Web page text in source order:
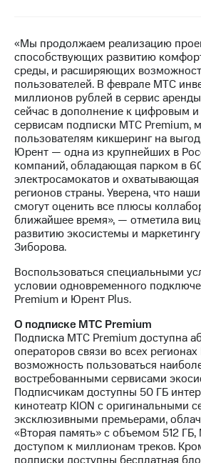
и акционерам
Корпоративное
управление
Корпоративный
секретарь
Раскрытие
информации
Информация
акционерам
Документы
ПАО
"МТС"
Собрания
акционеров
кабинет
акционера
Акционерный
Контроль
и
аудит
Рынок
акций
Описание
Программа
приобретения
Порядок
«Мы продолжаем реализацию
способствующих развитию
среды, и расширяющих
пользователей. В феврале МТС
миллионов рублей в сервис
сейчас в дополнение к цифровым
сервисам подписки МТС Premium,
пользователям кикшеринг на
Юрент — одна из крупнейших в
компаний, обладающая парком в
электросамокатов и
регионов страны. Уверена, что
смогут оценить все плюсы
ближайшее время», — отметила
развитию экосистемы и
Зиборова.
Воспользоваться специальными
условии одновременного
Premium и Юрент Plus.
О подписке МТС Premium
Подписка МТС Premium доступна
операторов связи во всех
возможность пользоваться
востребованными сервисами
Подписчикам доступны 50 ГБ
кинотеатр KION с оригинальными
эксклюзивными премьерами,
«Вторая память» с объемом 512
доступом к миллионам треков.